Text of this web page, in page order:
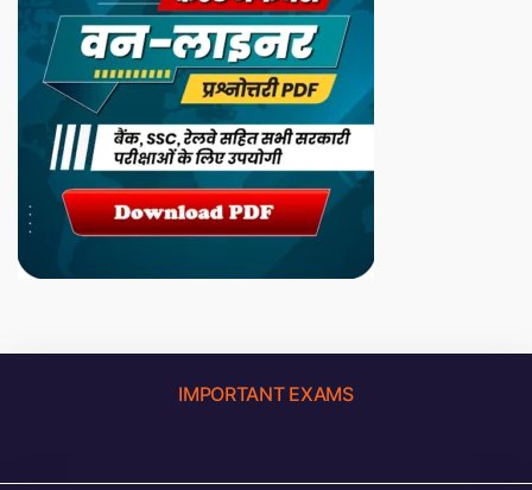
IMPORTANT EXAMS